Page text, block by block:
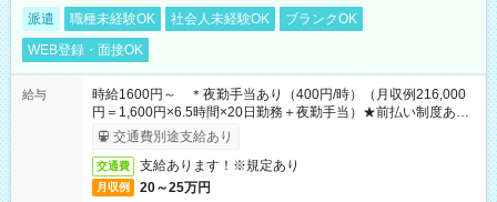
派遣 職種未経験OK 社会人未経験OK
ブランクOK
WEB登録・面接OK
給与
時給1600円～ ＊夜勤手当あり（400円/時）（月収例216,000
円＝1,600円×6.5時間×20日勤務＋夜勤手当）★前払い制度あり
（会社規定内）
交通費別途支給あり
交通費 支給あります！※規定あり
月収例 20～25万円